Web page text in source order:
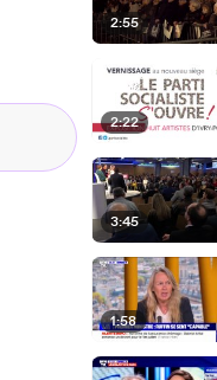
2:55
2:22
3:45
1:58